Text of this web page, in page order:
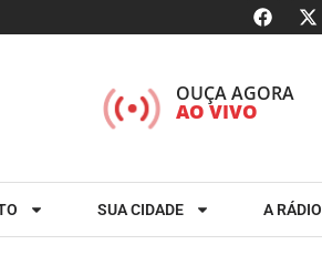
OUÇA AGORA
AO VIVO
SUA CIDADE A RÁDIO